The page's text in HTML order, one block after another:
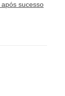
sucesso